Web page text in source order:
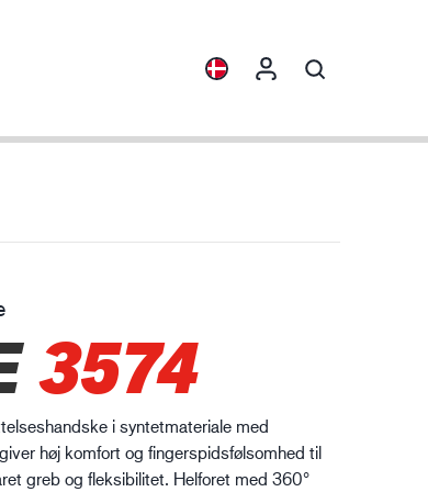
3574
i syntetmateriale med
høj komfort og fingerspidsfølsomhed til
greb og fleksibilitet. Helforet med 360°